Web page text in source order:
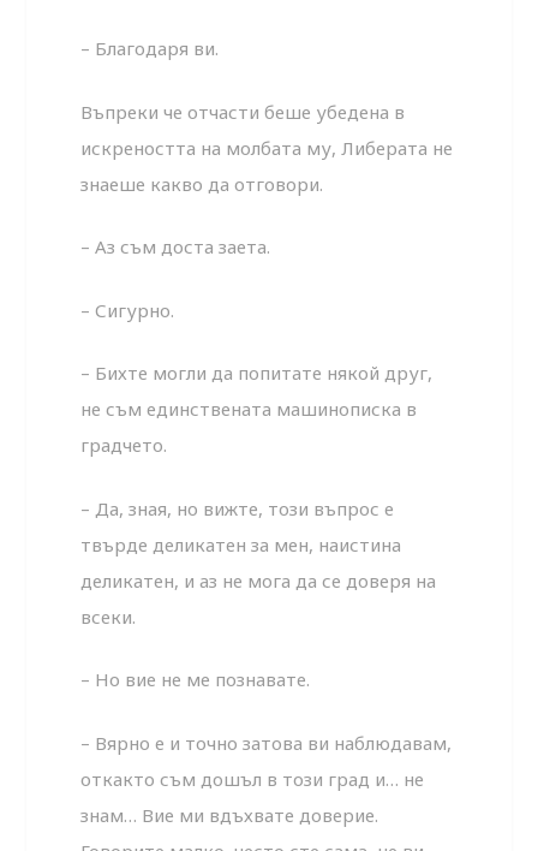
– Благодаря ви.
Въпреки че отчасти беше убедена в
искреността на молбата му, Либерата не
знаеше какво да отговори.
– Аз съм доста заета.
– Сигурно.
– Бихте могли да попитате някой друг,
не съм единствената машинописка в
градчето.
– Да, зная, но вижте, този въпрос е
твърде деликатен за мен, наистина
деликатен, и аз не мога да се доверя на
всеки.
– Но вие не ме познавате.
– Вярно е и точно затова ви наблюдавам,
откакто съм дошъл в този град и… не
знам… Вие ми вдъхвате доверие.